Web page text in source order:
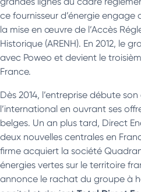
ce fournisseur d’énergie
la mise en œuvre de l’Accès
Historique (ARENH). En 2012, le
avec Poweo et devient le
France.
Dès 2014, l’entreprise débute
l’international en ouvrant ses
belges. Un an plus tard, Direct
deux nouvelles centrales en
firme acquiert la société
énergies vertes sur le territoire
annonce le rachat du groupe à